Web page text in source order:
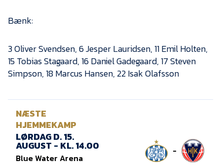
Bænk:
3 Oliver Svendsen, 6 Jesper Lauridsen, 11 Emil Holten,
15 Tobias Stagaard, 16 Daniel Gadegaard, 17 Steven
Simpson, 18 Marcus Hansen, 22 Isak Olafsson
NÆSTE
HJEMMEKAMP
LØRDAG D. 15.
AUGUST - KL. 14.00
Blue Water Arena
-